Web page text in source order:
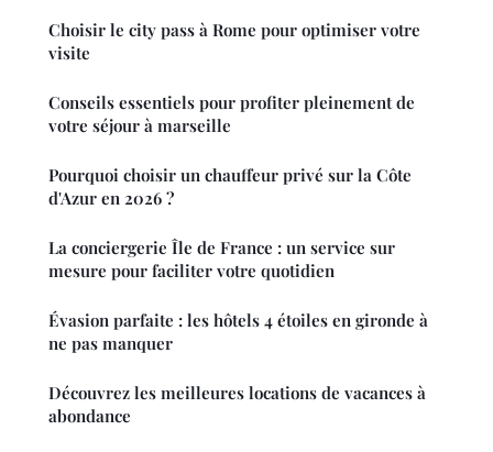
Choisir le city pass à Rome pour optimiser votre
visite
Conseils essentiels pour profiter pleinement de
votre séjour à marseille
Pourquoi choisir un chauffeur privé sur la Côte
d'Azur en 2026 ?
La conciergerie Île de France : un service sur
mesure pour faciliter votre quotidien
Évasion parfaite : les hôtels 4 étoiles en gironde à
ne pas manquer
Découvrez les meilleures locations de vacances à
abondance